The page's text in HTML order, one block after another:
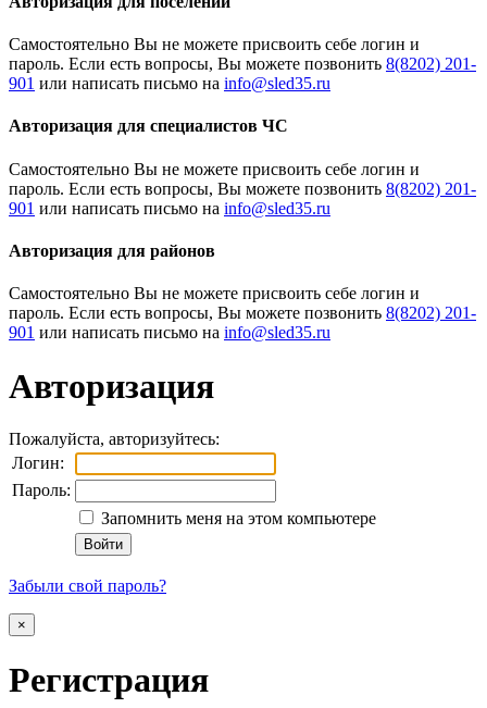
Cамостоятельно Вы не можете присвоить себе логин и
пароль. Если есть вопросы, Вы можете позвонить 8(8202) 201-
901 или написать письмо на
Авторизация для специалистов ЧС
Cамостоятельно Вы не можете присвоить себе логин и
пароль. Если есть вопросы, Вы можете позвонить 8(8202) 201-
901 или написать письмо на
Авторизация для районов
Cамостоятельно Вы не можете присвоить себе логин и
пароль. Если есть вопросы, Вы можете позвонить 8(8202) 201-
901 или написать письмо на
Авторизация
Пожалуйста, авторизуйтесь:
Логин:
Пароль:
Запомнить меня на этом компьютере
Забыли свой пароль?
×
Регистрация